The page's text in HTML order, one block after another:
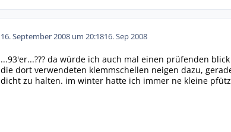
16. September 2008 um 20:1816. Sep 2008
...93'er...??? da würde ich auch mal einen prüfenden
die dort verwendeten klemmschellen neigen dazu,
dicht zu halten. im winter hatte ich immer ne kleine